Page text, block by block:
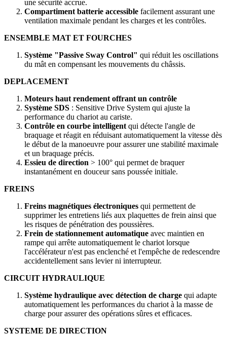
une sécurité accrue.
Compartiment batterie accessible facilement assurant une
ventilation maximale pendant les charges et les contrôles.
ENSEMBLE MAT ET FOURCHES
Système "Passive Sway Control" qui réduit les oscillations
du mât en compensant les mouvements du châssis.
DEPLACEMENT
Moteurs haut rendement offrant un contrôle
Système SDS : Sensitive Drive System qui ajuste la
performance du chariot au cariste.
Contrôle en courbe intelligent qui détecte l'angle de
braquage et réagit en réduisant automatiquement la vitesse dès
le début de la manoeuvre pour assurer une stabilité maximale
et un braquage précis.
Essieu de direction > 100° qui permet de braquer
instantanément en douceur sans poussée initiale.
FREINS
Freins magnétiques électroniques qui permettent de
supprimer les entretiens liés aux plaquettes de frein ainsi que
les risques de pénétration des poussières.
Frein de stationnement automatique avec maintien en
rampe qui arrête automatiquement le chariot lorsque
l'accélérateur n'est pas enclenché et l'empêche de redescendre
accidentellement sans levier ni interrupteur.
CIRCUIT HYDRAULIQUE
Système hydraulique avec détection de charge qui adapte
automatiquement les performances du chariot à la masse de
charge pour assurer des opérations sûres et efficaces.
SYSTEME DE DIRECTION